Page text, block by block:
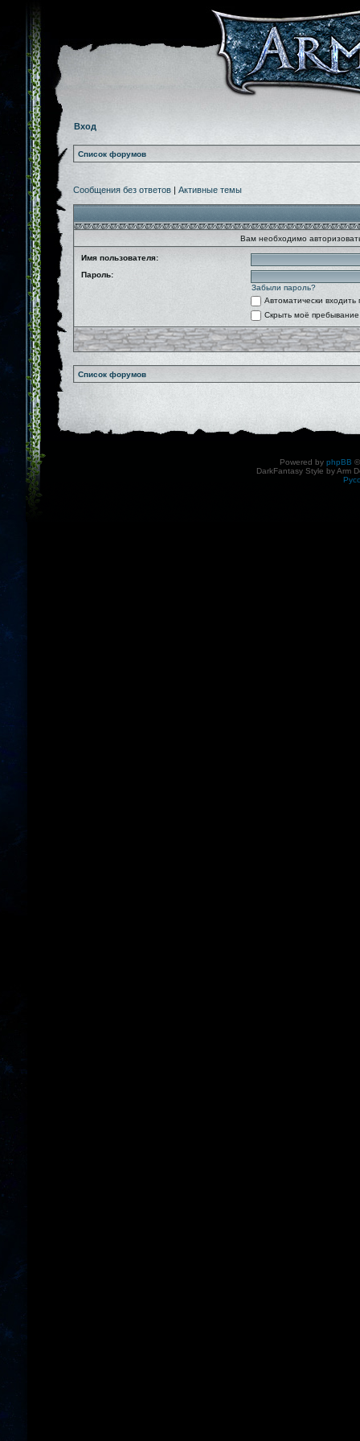
Вход
Список форумов
Сообщения без ответов | Активные темы
Вам необходимо
Имя пользователя:
Пароль:
Забыли пароль?
Автоматически
Скрыть моё
Список форумов
Powered by phpBB
DarkFantasy Style by Arm